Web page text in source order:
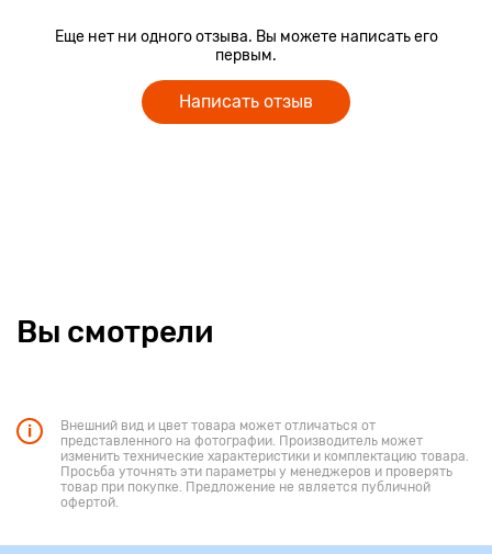
Еще нет ни одного отзыва. Вы можете написать его
первым.
Написать отзыв
Вы смотрели
Внешний вид и цвет товара может отличаться от
представленного на фотографии. Производитель может
изменить технические характеристики и комплектацию товара.
Просьба уточнять эти параметры у менеджеров и проверять
товар при покупке. Предложение не является публичной
офертой.